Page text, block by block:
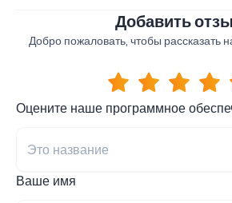
Добавить
Добро пожаловать, чтобы рассказать
Оцените наше программное
Ваше имя